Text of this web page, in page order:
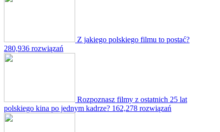
Z jakiego polskiego filmu to postać?
280,936 rozwiązań
Rozpoznasz filmy z ostatnich 25 lat
polskiego kina po jednym kadrze? 162,278 rozwiązań